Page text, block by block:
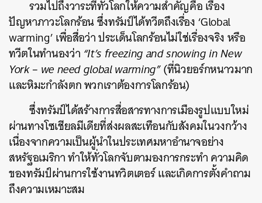
รวมไปถึงวาระที่ทั่วโลกให้ความสำคัญคือ เรื่อง
ปัญหาภาวะโลกร้อน ซึ่งทรัมป์ได้ทวีตถึงเรื่อง ‘Global
warming’ เพื่อสื่อว่า ประเด็นโลกร้อนไม่ใช่เรื่องจริง หรือ
ทวีตในทำนองว่า “It’s freezing and snowing in New
York – we need global warming”(ที่นิวยอร์กหนาวมาก
และหิมะกำลังตก พวกเราต้องการโลกร้อน)
ซึ่งทรัมป์ได้สร้างการสื่อสารทางการเมืองรูปแบบใหม่
ผ่านทางโซเชียลมีเดียที่ส่งผลสะเทือนกับสังคมในวงกว้าง
เนื่องจากความเป็นผู้นำในประเทศมหาอำนาจอย่าง
สหรัฐอเมริกา ทำให้ทั่วโลกจับตามองการกระทำ ความคิด
ของทรัมป์ผ่านการใช้งานทวิตเตอร์ และเกิดการตั้งคำถาม
ถึงความเหมาะสม